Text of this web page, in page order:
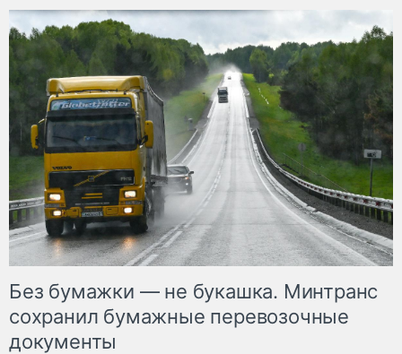
Без бумажки — не букашка. Минтранс
сохранил бумажные перевозочные
документы